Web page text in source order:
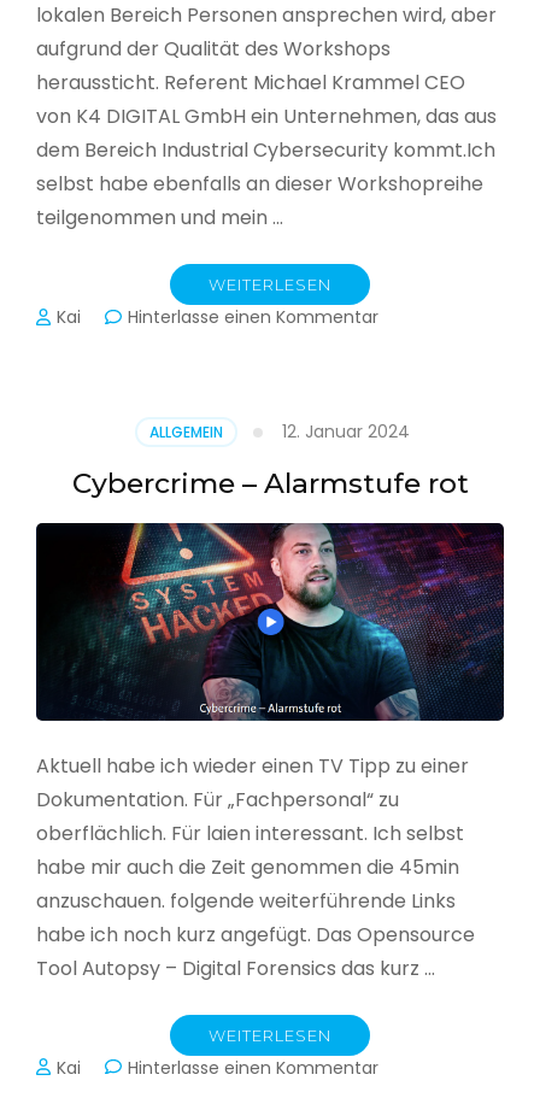
lokalen Bereich Personen ansprechen wird, aber
aufgrund der Qualität des Workshops
heraussticht. Referent Michael Krammel CEO
von K4 DIGITAL GmbH ein Unternehmen, das aus
dem Bereich Industrial Cybersecurity kommt.Ich
selbst habe ebenfalls an dieser Workshopreihe
teilgenommen und mein …
WEITERLESEN
Kai Hinterlasse einen Kommentarzu
Produktion
ALLGEMEIN 12. Januar 2024
Cybercrime – Alarmstufe rot
Aktuell habe ich wieder einen TV Tipp zu einer
Dokumentation. Für „Fachpersonal“ zu
oberflächlich. Für laien interessant. Ich selbst
habe mir auch die Zeit genommen die 45min
anzuschauen. folgende weiterführende Links
habe ich noch kurz angefügt. Das Opensource
Tool Autopsy – Digital Forensics das kurz …
WEITERLESEN
Kai Hinterlasse einen Kommentarzu